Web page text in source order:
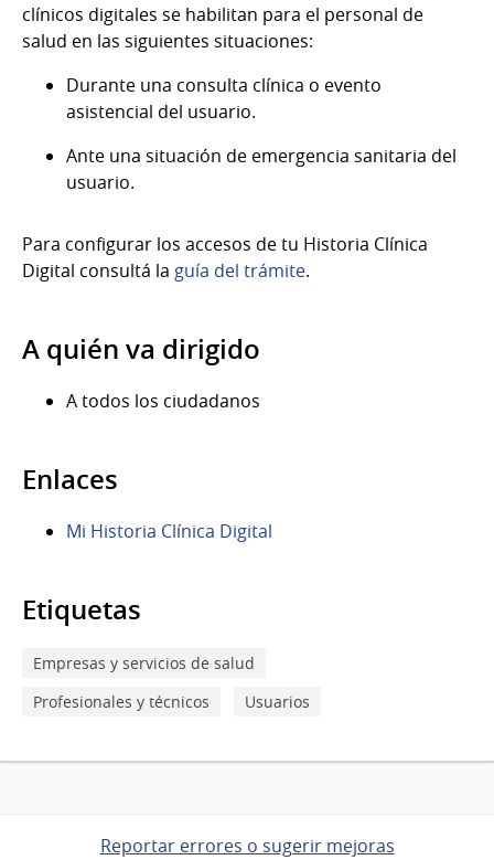
clínicos digitales se habilitan para el personal de
salud en las siguientes situaciones:
Durante una consulta clínica o evento
asistencial del usuario.
Ante una situación de emergencia sanitaria del
usuario.
Para configurar los accesos de tu Historia Clínica
Digital consultá la guía del trámite.
A quién va dirigido
A todos los ciudadanos
Enlaces
Mi Historia Clínica Digital
Etiquetas
Empresas y servicios de salud
Profesionales y técnicos
Usuarios
Reportar errores o sugerir mejoras